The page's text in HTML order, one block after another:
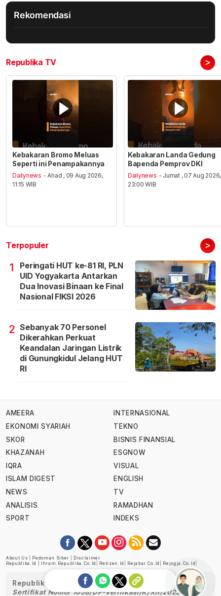
Rekomendasi
Republika TV >
Kebakaran Bromo Meluas
Seperti ini Penampakannya
Dailynews - Ahad , 09 Aug 2026,
11:15 WIB
Kebakaran Landa Gedung
Bapenda Pemprov DKI
Dailynews - Jumat , 07 Aug 2026,
23:00 WIB
Terpopuler >
1
Peringati HUT ke-81 RI, PLN
UID Yogyakarta Antarkan
Dua Inovasi Binaan ke Final
Nasional FIKSI 2026
2 Sebanyak 70 Personel
Dikerahkan Perkuat
Keandalan Jaringan Listrik
di Gunungkidul Jelang HUT
RI
AMEERA
EKONOMI SYARIAH
SKOR
KHAZANAH
IQRA
ISLAM DIGEST
NEWS
ANALISIS
SPORT
INTERNASIONAL
TEKNO
BISNIS FINANSIAL
ESGNOW
VISUAL
ENGLISH
TV
RAMADHAN
INDEKS
About Us Pedoman Siber
Disclaimer
Republika.id
Ihram.republika.co.id Retizen.id Rejabar.co.id Rejogja.co.id
Republika telah diverifikasi oleh Dewan Pers
Sertifikat Nomor 1058/DP-Verifikasi/K/XII/2022